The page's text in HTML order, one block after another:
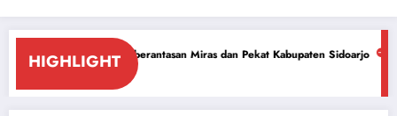
HIGHLIGHT
Pemberantasan Miras dan Pekat Kabupaten Sidoarjo Sidoarjo Darurat